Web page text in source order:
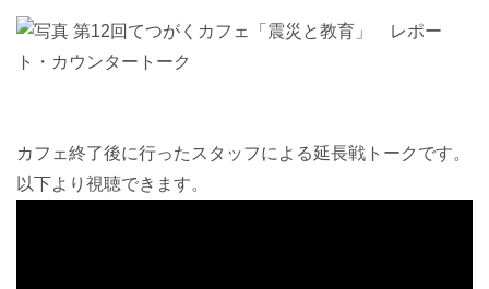
カフェ終了後に行ったスタッフによる延長戦トークです。
以下より視聴できます。